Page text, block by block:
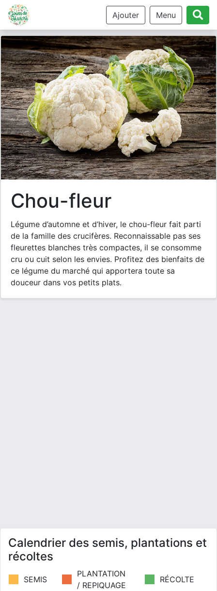
Ajouter Menu
chou-fleur
Légume d’automne et d’hiver, le chou-fleur fait parti
de la famille des crucifères. Reconnaissable pas ses
fleurettes blanches très compactes, il se consomme
cru ou cuit selon les envies. Profitez des bienfaits de
ce légume du marché qui apportera toute sa
douceur dans vos petits plats.
Calendrier des semis, plantations et
récoltes
SEMIS
PLANTATION
/ REPIQUAGE
RÉCOLTE